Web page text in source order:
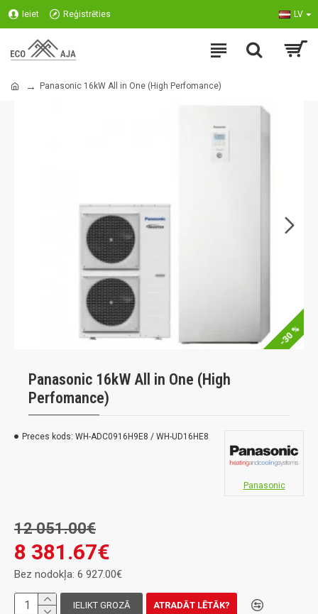
Ieiet Reģistrēties LV
Panasonic 16kW All in One (High Perfomance)
-30 %
Panasonic 16kW All in One (High
Perfomance)
Preces kods: WH-ADC0916H9E8 / WH-UD16HE8
Panasonic
8 381.67€
12 051.00€
Bez nodokļa: 6 927.00€
IELIKT GROZĀ ATRADĀT LĒTĀK?